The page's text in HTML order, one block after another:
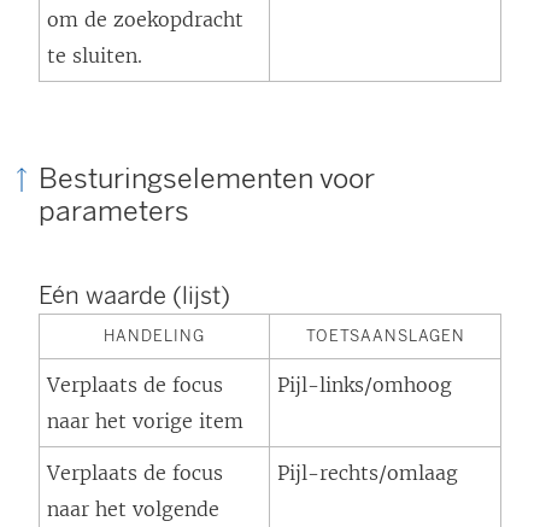
om de zoekopdracht
te sluiten.
Besturingselementen voor
parameters
Eén waarde (lijst)
HANDELING TOETSAANSLAGEN
Verplaats de focus
naar het vorige item
Pijl-links/omhoog
Verplaats de focus
naar het volgende
Pijl-rechts/omlaag